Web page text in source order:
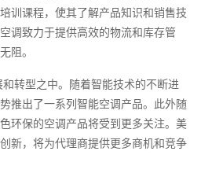
训课程，使其了解产品知识和销售技
调致力于提供高效的物流和库存管
阻。
转型之中。随着智能技术的不断进
推出了一系列智能空调产品。此外随
环保的空调产品将受到更多关注。美
新，将为代理商提供更多商机和竞争